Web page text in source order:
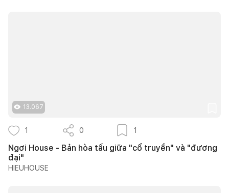
13.067
1 0 1
Ngơi House - Bản hòa tấu giữa "cổ truyền" và "đương
đại"
HIEUHOUSE